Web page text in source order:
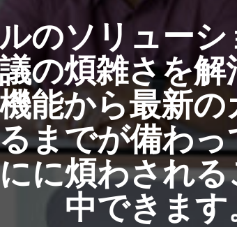
ルのソリュー
の煩雑さを
能から最新
までが備わ
に煩わされ
中できます